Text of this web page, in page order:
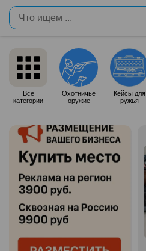
Все
категории
Охотничье
оружие
Кейсы для
ружья
Продам итальянское ружье
Silma M70